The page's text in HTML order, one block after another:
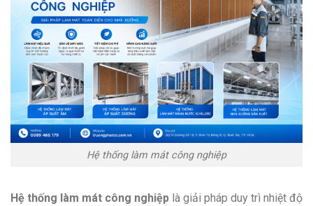
Hệ thống làm mát công nghiệp
Hệ thống làm mát công nghiệp là giải pháp duy trì nhiệt độ